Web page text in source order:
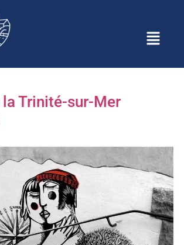
:
Ballade à la
la Trinité-sur-Mer